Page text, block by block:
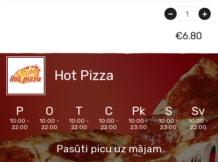
1
€6.80
Hot Pizza
P
10:00 -
22:00
O
10:00 -
22:00
T
10:00 -
22:00
C
10:00 -
22:00
Pk
10:00 -
23:00
S
10:00 -
23:00
Sv
10:00 -
22:00
Pasūti picu uz mājam